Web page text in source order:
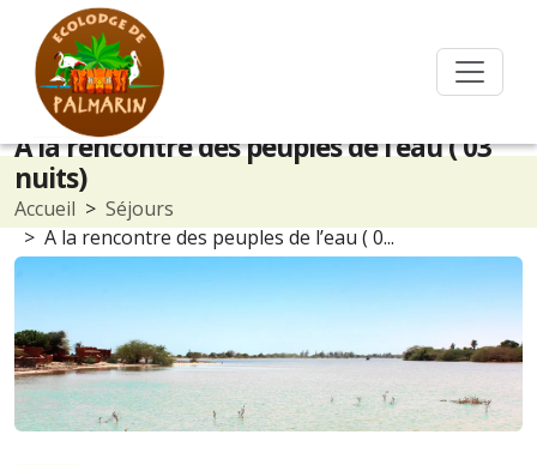
A la rencontre des peuples de l’eau ( 03
nuits)
Accueil
Séjours
A la rencontre des peuples de l’eau ( 0...